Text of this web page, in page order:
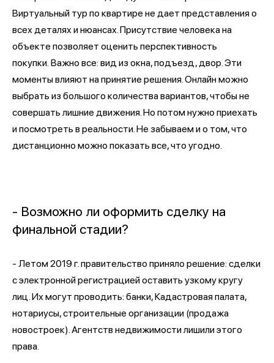
Виртуальный тур по квартире не дает представления о
всех деталях и нюансах. Присутствие человека на
объекте позволяет оценить перспективность
покупки. Важно все: вид из окна, подъезд, двор. Эти
моменты влияют на принятие решения. Онлайн можно
выбрать из большого количества вариантов, чтобы не
совершать лишние движения. Но потом нужно приехать
и посмотреть в реальности. Не забываем и о том, что
дистанционно можно показать все, что угодно.
- Возможно ли оформить сделку на
финальной стадии?
- Летом 2019 г. правительство приняло решение: сделки
с электронной регистрацией оставить узкому кругу
лиц. Их могут проводить: банки, Кадастровая палата,
нотариусы, строительные организации (продажа
новостроек). Агентств недвижимости лишили этого
права.